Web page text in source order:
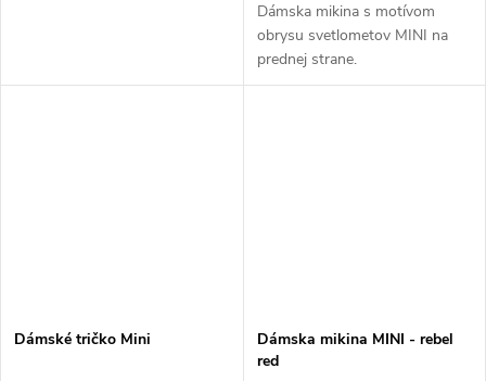
Dámska mikina s motívom
obrysu svetlometov MINI na
prednej strane.
Dámské tričko Mini
Dámska mikina MINI - rebel
red